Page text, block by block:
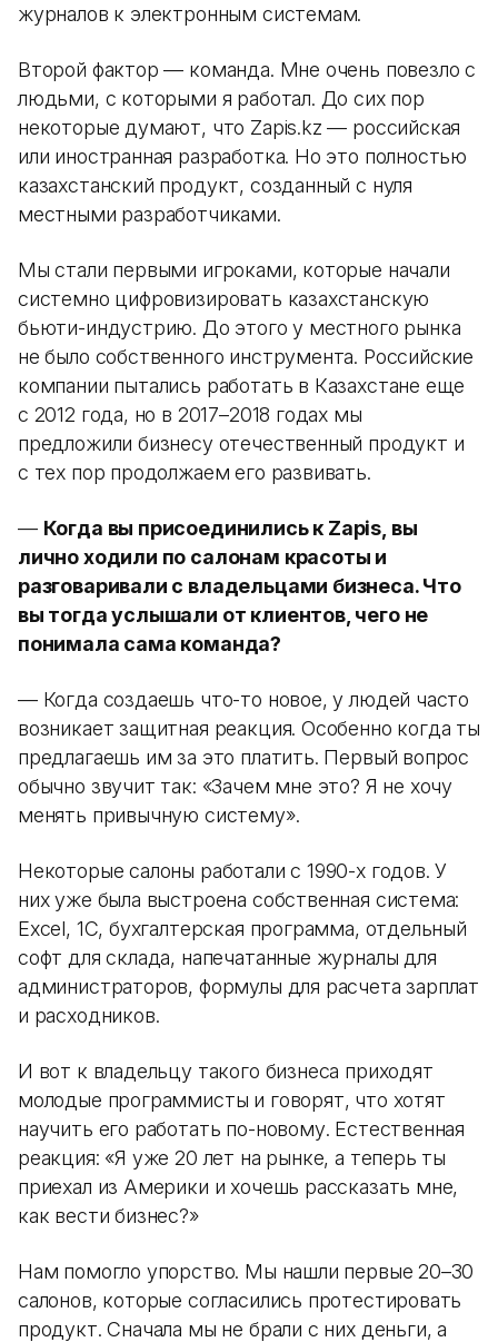
журналов к электронным системам.
Второй фактор — команда. Мне очень повезло с
людьми, с которыми я работал. До сих пор
некоторые думают, что Zapis.kz — российская
или иностранная разработка. Но это полностью
казахстанский продукт, созданный с нуля
местными разработчиками.
Мы стали первыми игроками, которые начали
системно цифровизировать казахстанскую
бьюти-индустрию. До этого у местного рынка
не было собственного инструмента. Российские
компании пытались работать в Казахстане еще
с 2012 года, но в 2017–2018 годах мы
предложили бизнесу отечественный продукт и
с тех пор продолжаем его развивать.
— Когда вы присоединились к Zapis, вы
лично ходили по салонам красоты и
разговаривали с владельцами бизнеса. Что
вы тогда услышали от клиентов, чего не
понимала сама команда?
— Когда создаешь что-то новое, у людей часто
возникает защитная реакция. Особенно когда ты
предлагаешь им за это платить. Первый вопрос
обычно звучит так: «Зачем мне это? Я не хочу
менять привычную систему».
Некоторые салоны работали с 1990-х годов. У
них уже была выстроена собственная система:
Excel, 1С, бухгалтерская программа, отдельный
софт для склада, напечатанные журналы для
администраторов, формулы для расчета зарплат
и расходников.
И вот к владельцу такого бизнеса приходят
молодые программисты и говорят, что хотят
научить его работать по-новому. Естественная
реакция: «Я уже 20 лет на рынке, а теперь ты
приехал из Америки и хочешь рассказать мне,
как вести бизнес?»
Нам помогло упорство. Мы нашли первые 20–30
салонов, которые согласились протестировать
продукт. Сначала мы не брали с них деньги, а